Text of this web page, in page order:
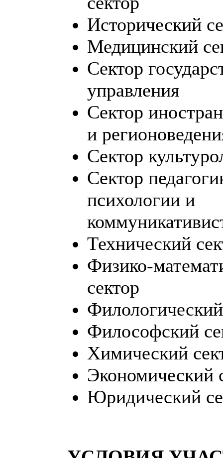
Исторический
Медицинский
Сектор
управления
Сектор
и
Сектор
Сектор
психологии и
Технический
Физико-
сектор
Философский
Химический
Экономический
Юридический